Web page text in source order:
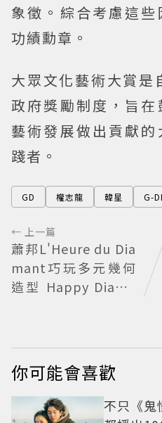
象徵。綜合考慮這
功績勳章。
大眾文化藝術大賞是
政府獎勵制度，旨
藝術發展做出貢獻
踐者。
GD 權志龍 韓星 G-
← 上一篇
蕭邦L'Heure du Dia
mant巧玩多元幾何
造型 Happy Diamo
你可能會喜歡
不只《鬼